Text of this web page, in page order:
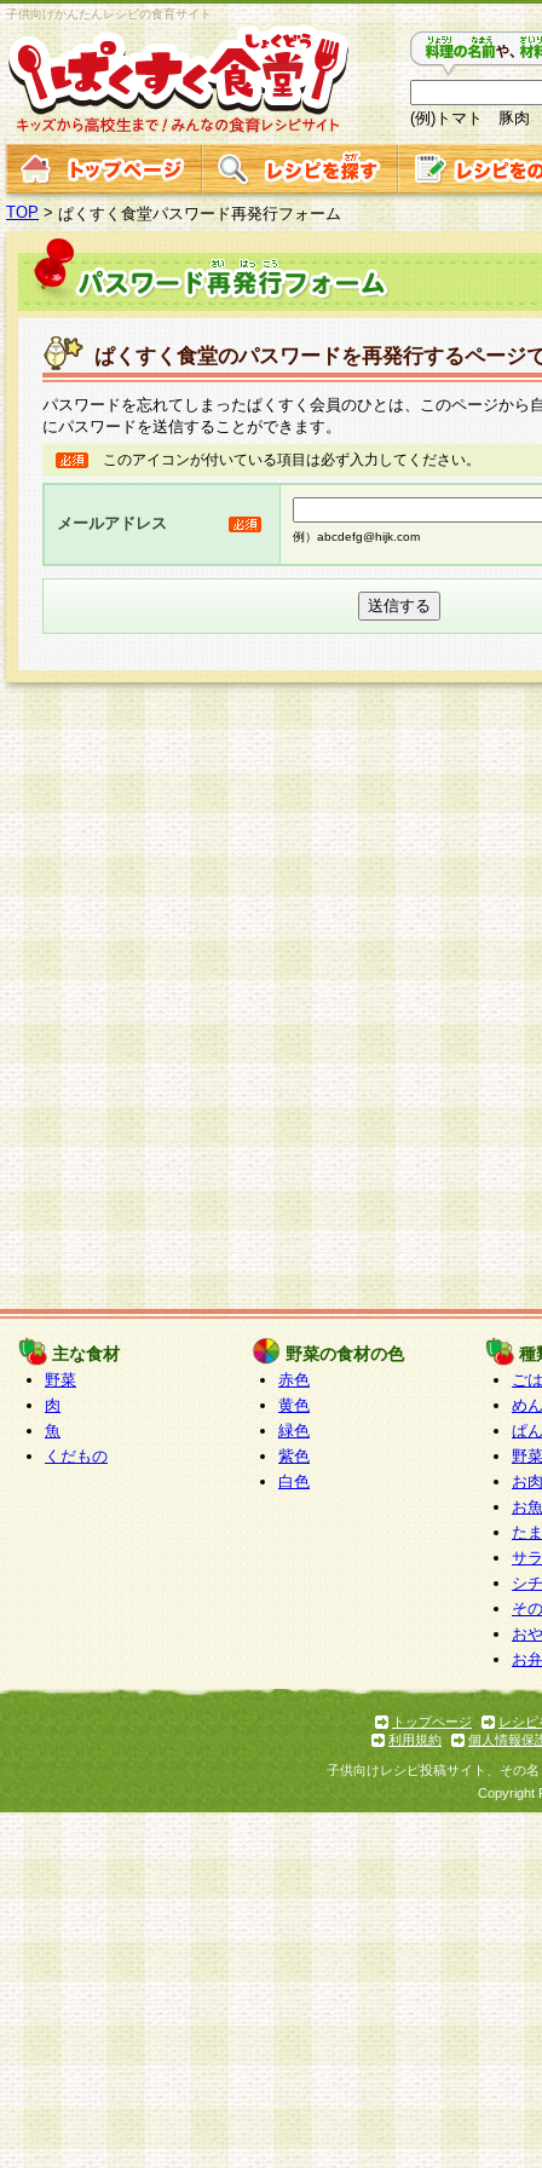
子供向けかんたんレシピの食育サイト
(例)トマト 豚肉
TOP > ぱくすく食堂パスワード再発行フォーム
ぱくすく食堂のパスワードを再発行するページ
パスワードを忘れてしまったぱくすく会員のひとは、このページから
にパスワードを送信することができます。
このアイコンが付いている項目は必ず入力してください。
メールアドレス
例）abcdefg@hijk.com
主な食材
野菜
肉
魚
くだもの
野菜の食材の色
赤色
黄色
緑色
紫色
白色
種
ご
めん
ぱん
野
お
お
た
サ
シ
そ
お
お
トップページ
レシピ
利用規約
個人情報保
子供向けレシピ投稿サイト、その
Copyright